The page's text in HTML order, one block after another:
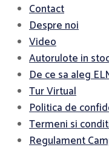
Contact
Despre noi
Video
Autorulote in
De ce sa aleg
Tur Virtual
Politica de
Termeni si
Regulament